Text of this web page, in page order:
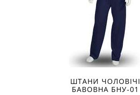
ШТАНИ ЧОЛОВІЧІ
БАВОВНА БНУ-01